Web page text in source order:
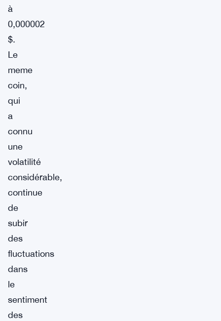
à
0,000002
$.
Le
meme
coin,
qui
a
connu
une
volatilité
considérable,
continue
de
subir
des
fluctuations
dans
le
sentiment
des